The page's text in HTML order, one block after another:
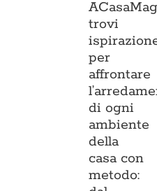
trovi
per
affrontare
di ogni
ambiente
della
casa con
metodo: